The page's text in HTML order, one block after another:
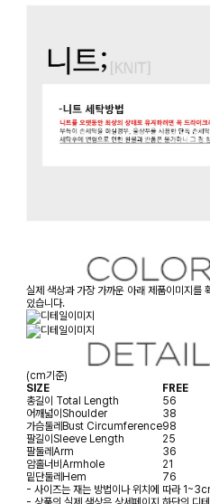
실제 색상과 가장 가까운 아래 제품이미지를
있습니다.
(cm기준)
SIZE
FREE
총길이 Total Length
56
어깨넓이 Shoulder
38
가슴둘레 Bust Circumference98
팔길이 Sleeve Length
25
팔둘레 Arm
36
암홀너비 Armhole
21
밑단둘레 Hem
76
- 사이즈는 재는 방법이나 위치에 따라